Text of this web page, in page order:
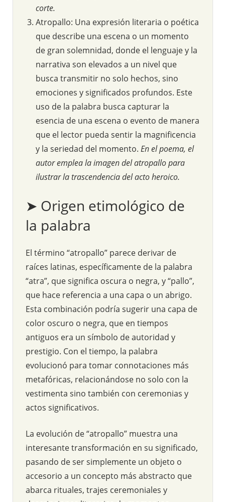
corte.
Atropallo: Una expresión literaria o poética
que describe una escena o un momento
de gran solemnidad, donde el lenguaje y la
narrativa son elevados a un nivel que
busca transmitir no solo hechos, sino
emociones y significados profundos. Este
uso de la palabra busca capturar la
esencia de una escena o evento de manera
que el lector pueda sentir la magnificencia
y la seriedad del momento. En el poema, el
autor emplea la imagen del atropallo para
ilustrar la trascendencia del acto heroico.
➤ Origen etimológico de
la palabra
El término “atropallo” parece derivar de
raíces latinas, específicamente de la palabra
“atra”, que significa oscura o negra, y “pallo”,
que hace referencia a una capa o un abrigo.
Esta combinación podría sugerir una capa de
color oscuro o negra, que en tiempos
antiguos era un símbolo de autoridad y
prestigio. Con el tiempo, la palabra
evolucionó para tomar connotaciones más
metafóricas, relacionándose no solo con la
vestimenta sino también con ceremonias y
actos significativos.
La evolución de “atropallo” muestra una
interesante transformación en su significado,
pasando de ser simplemente un objeto o
accesorio a un concepto más abstracto que
abarca rituales, trajes ceremoniales y